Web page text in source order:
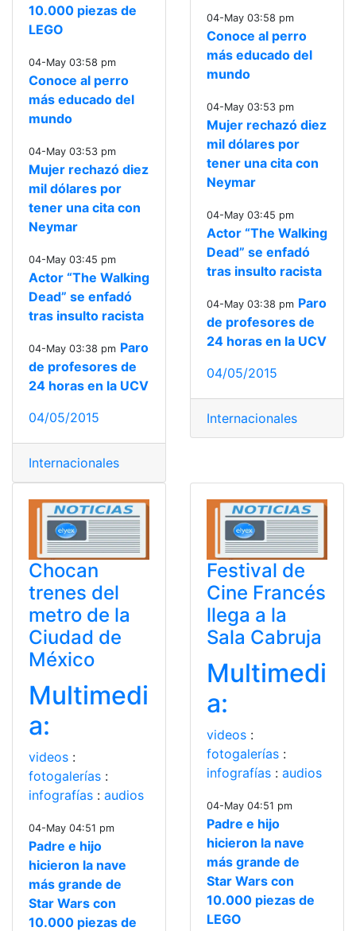
10.000 piezas de
LEGO
04-May 03:58 pm
Conoce al perro
más educado del
mundo
04-May 03:53 pm
Mujer rechazó diez
mil dólares por
tener una cita con
Neymar
04-May 03:45 pm
Actor “The Walking
Dead” se enfadó
tras insulto racista
04-May 03:38 pm Paro
de profesores de
24 horas en la UCV
04/05/2015
Internacionales
04-May 03:58 pm
Conoce al perro
más educado del
mundo
04-May 03:53 pm
Mujer rechazó diez
mil dólares por
tener una cita con
Neymar
04-May 03:45 pm
Actor “The Walking
Dead” se enfadó
tras insulto racista
04-May 03:38 pm Paro
de profesores de
24 horas en la UCV
04/05/2015
Internacionales
Chocan
trenes del
metro de la
Ciudad de
México
Multimedi
a:
videos :
fotogalerías :
infografías : audios
04-May 04:51 pm
Padre e hijo
hicieron la nave
más grande de
Star Wars con
10.000 piezas de
Festival de
Cine Francés
llega a la
Sala Cabruja
Multimedi
a:
videos :
fotogalerías :
infografías : audios
04-May 04:51 pm
Padre e hijo
hicieron la nave
más grande de
Star Wars con
10.000 piezas de
LEGO